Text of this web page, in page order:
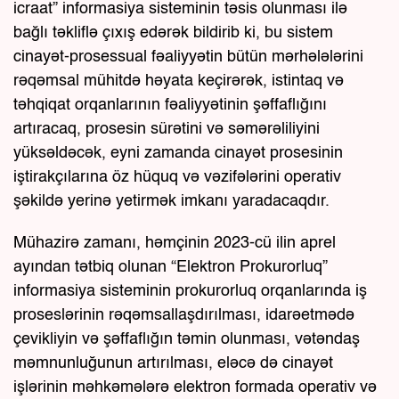
icraat” informasiya sisteminin təsis olunması ilə
bağlı təkliflə çıxış edərək bildirib ki, bu sistem
cinayət-prosessual fəaliyyətin bütün mərhələlərini
rəqəmsal mühitdə həyata keçirərək, istintaq və
təhqiqat orqanlarının fəaliyyətinin şəffaflığını
artıracaq, prosesin sürətini və səmərəliliyini
yüksəldəcək, eyni zamanda cinayət prosesinin
iştirakçılarına öz hüquq və vəzifələrini operativ
şəkildə yerinə yetirmək imkanı yaradacaqdır.
Mühazirə zamanı, həmçinin 2023-cü ilin aprel
ayından tətbiq olunan “Elektron Prokurorluq”
informasiya sisteminin prokurorluq orqanlarında iş
proseslərinin rəqəmsallaşdırılması, idarəetmədə
çevikliyin və şəffaflığın təmin olunması, vətəndaş
məmnunluğunun artırılması, eləcə də cinayət
işlərinin məhkəmələrə elektron formada operativ və